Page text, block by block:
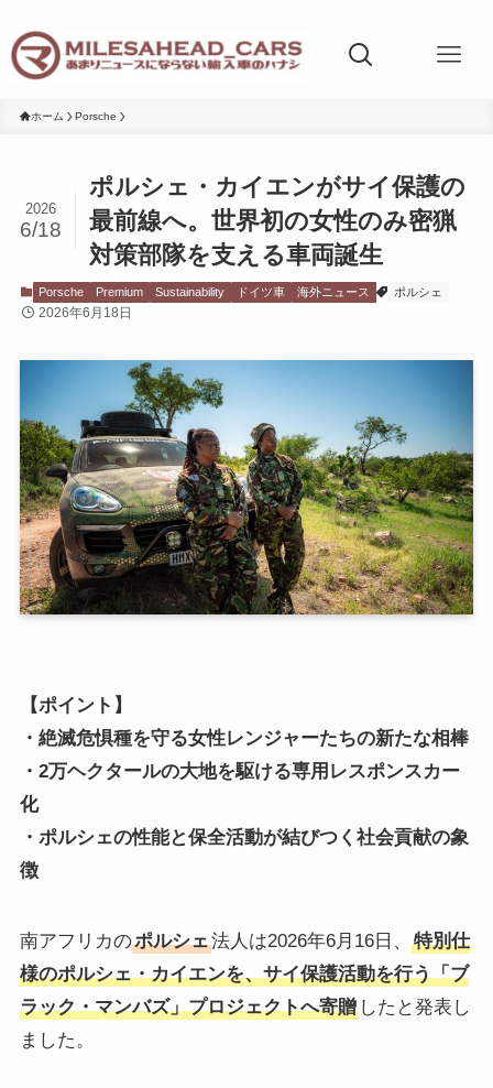
ホーム Porsche
ポルシェ・カイエンがサイ保護の
最前線へ。世界初の女性のみ密猟
対策部隊を支える車両誕生
2026
6/18
Porsche Premium Sustainability ドイツ車 海外ニュース ポルシェ
2026年6月18日
【ポイント】
・絶滅危惧種を守る女性レンジャーたちの新たな相棒
・2万ヘクタールの大地を駆ける専用レスポンスカー
化
・ポルシェの性能と保全活動が結びつく社会貢献の象
徴
南アフリカのポルシェ法人は2026年6月16日、
特別仕
様のポルシェ・カイエンを、サイ保護活動を行う「ブ
ラック・マンバズ」プロジェクトへ寄贈したと発表し
ました。